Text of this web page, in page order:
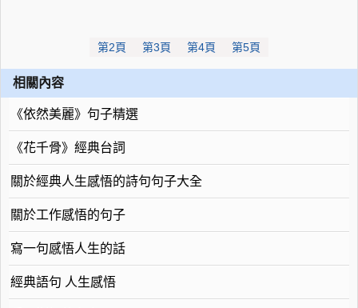
第2頁 第3頁 第4頁 第5頁
相關內容
《依然美麗》句子精選
《花千骨》經典台詞
關於經典人生感悟的詩句句子大全
關於工作感悟的句子
寫一句感悟人生的話
經典語句 人生感悟